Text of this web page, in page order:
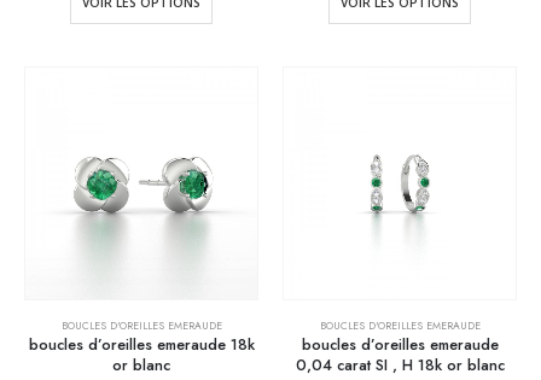
BOUCLES D'OREILLES EMERAUDE
boucles d’oreilles emeraude 18k
or blanc
BOUCLES D'OREILLES EMERAUDE
boucles d’oreilles emeraude
0,04 carat SI , H 18k or blanc